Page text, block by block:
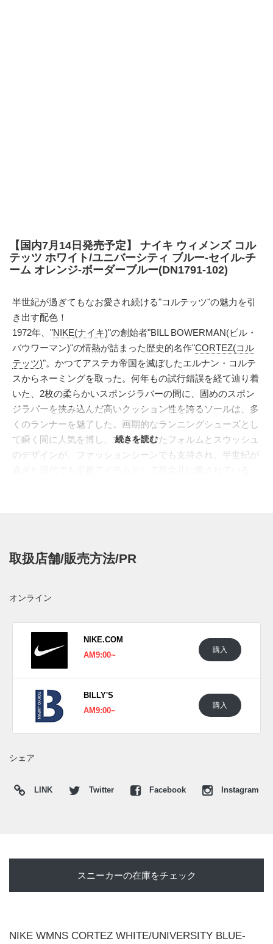
【国内7月14日発売予定】 ナイキ ウィメンズ コル
テッツ ホワイト/ユニバーシティ ブルー-セイル-チ
ーム オレンジ-ボーダーブルー(DN1791-102)
半世紀が過ぎてもなお愛され続ける"コルテッツ"の魅力を引
き出す配色！
1972年、"NIKE(ナイキ)"の創始者"BILL BOWERMAN(ビル・
バウワーマン)"の情熱が詰まった歴史的名作"CORTEZ(コル
テッツ)"。かつてアステカ帝国を滅ぼしたエルナン・コルテ
スからネーミングを取った。何年もの試行錯誤を経て辿り着
いた、2枚の柔らかいスポンジラバーの間に、固めのスポン
ジラバーを挟み込んだ高いクッション性を誇るソールは、多
くのランナーを魅了した。画期的なランニングシューズとし
て瞬く間に人気を博し、丸みを帯びたフォルムとスウッシュ
のデザインが、ファッションシーンでも支持され、半世紀が
現。シンプルでありながら魅力的なデザインが、春から夏の
UPDATE
日本国内では2023年7月14日に発売予定。価格は11,000円
(税込)。 また新たな情報が入り次第、スニーカーウォーズの
TwitterやFacebook
続きを読む
取扱店舗/販売方法/PR
オンライン
NIKE.COM
AM9:00~
購入
BILLY'S
AM9:00~
購入
シェア
LINK Twitter Facebook Instagram
スニーカーの在庫をチェック
NIKE WMNS CORTEZ WHITE/UNIVERSITY BLUE-